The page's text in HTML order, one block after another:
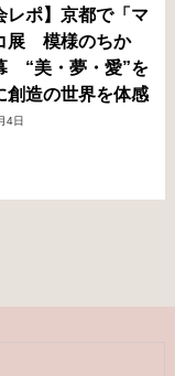
レポ】京都で「マ
展 模様のちか
“美・夢・愛”を
創造の世界を体感
4日